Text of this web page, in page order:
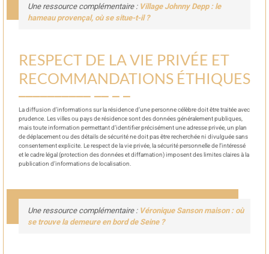
Une ressource complémentaire : Village Johnny Depp : le
hameau provençal, où se situe-t-il ?
RESPECT DE LA VIE PRIVÉE ET
RECOMMANDATIONS ÉTHIQUES
La diffusion d’informations sur la résidence d’une personne célèbre doit être traitée avec
prudence. Les villes ou pays de résidence sont des données généralement publiques,
mais toute information permettant d’identifier précisément une adresse privée, un plan
de déplacement ou des détails de sécurité ne doit pas être recherchée ni divulguée sans
consentement explicite. Le respect de la vie privée, la sécurité personnelle de l’intéressé
et le cadre légal (protection des données et diffamation) imposent des limites claires à la
publication d’informations de localisation.
Une ressource complémentaire : Véronique Sanson maison : où
se trouve la demeure en bord de Seine ?